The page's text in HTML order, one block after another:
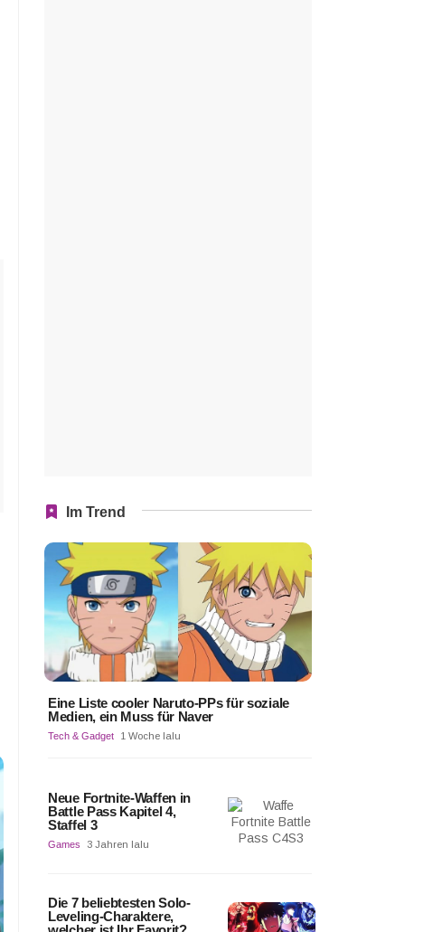
Im Trend
Eine Liste cooler Naruto-PPs für soziale
Medien, ein Muss für Naver
Tech & Gadget 1 Woche lalu
Neue Fortnite-Waffen in
Battle Pass Kapitel 4,
Staffel 3
Games 3 Jahren lalu
Die 7 beliebtesten Solo-
Leveling-Charaktere,